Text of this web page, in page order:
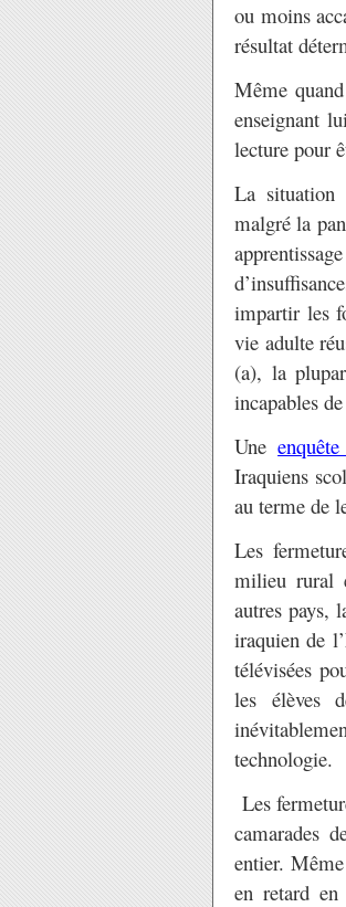
ou moins
résultat
Même
enseignant
lecture pour
La situation
malgré la
impartir les
vie adulte
(a), la
incapables
Une
Iraquiens
au terme de
Les
milieu rural
autres pays,
iraquien de
télévisées
les élèves
technologie.
Les
camarades
entier.
en retard